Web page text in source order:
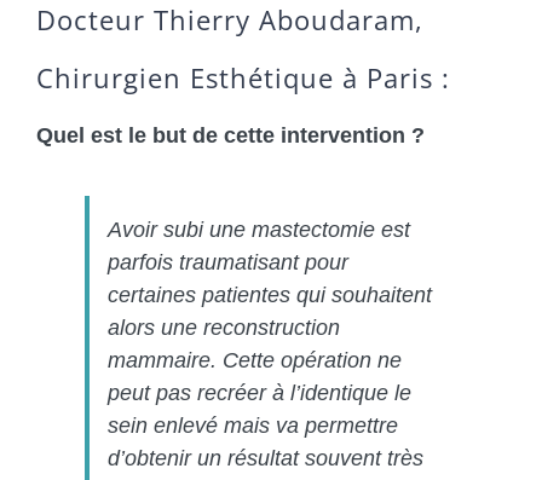
Docteur Thierry Aboudaram,
Chirurgien Esthétique à Paris :
Quel est le but de cette intervention ?
Avoir subi une mastectomie est
parfois traumatisant pour
certaines patientes qui souhaitent
alors une reconstruction
mammaire. Cette opération ne
peut pas recréer à l’identique le
sein enlevé mais va permettre
d’obtenir un résultat souvent très